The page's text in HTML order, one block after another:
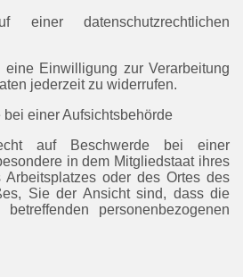
einer datenschutzrechtlichen
Einwilligung zur Verarbeitung
jederzeit zu widerrufen.
einer Aufsichtsbehörde
auf Beschwerde bei einer
in dem Mitgliedstaat ihres
Arbeitsplatzes oder des Ortes des
Sie der Ansicht sind, dass die
personenbezogenen